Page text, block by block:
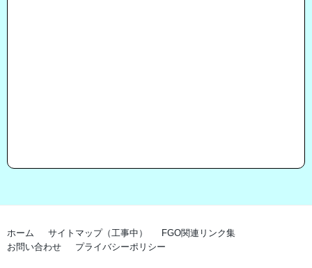
ホーム サイトマップ（工事中）
FGO関連リンク集
お問い合わせ
プライバシーポリシー